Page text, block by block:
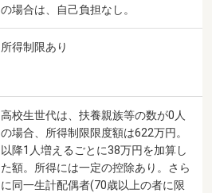
の場合は、自己負担なし。
所得制限あり
高校生世代は、扶養親族等の数が0人
の場合、所得制限限度額は622万円。
以降1人増えるごとに38万円を加算し
た額。所得には一定の控除あり。さら
に同一生計配偶者(70歳以上の者に限